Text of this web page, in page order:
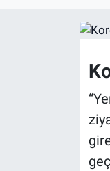
Astroloji
Haber Arşivi